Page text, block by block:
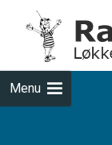
Menu
Podcasts